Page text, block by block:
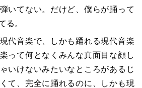
いてない。だけど、僕らが踊って
る。
代音楽で、しかも踊れる現代音楽
って何となくみんな真面目な顔し
いけないみたいなところがあるじ
て、完全に踊れるのに、しかも現